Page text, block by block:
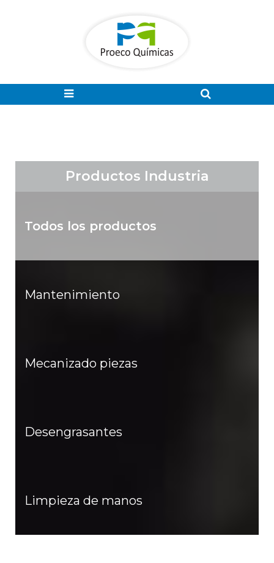
Productos Industria
Todos los productos
Mantenimiento
Mecanizado piezas
Desengrasantes
Limpieza de manos